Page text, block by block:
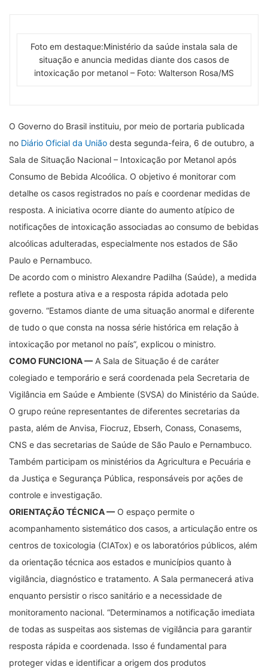
Foto em destaque:Ministério da saúde instala sala de
situação e anuncia medidas diante dos casos de
intoxicação por metanol – Foto: Walterson Rosa/MS
O Governo do Brasil instituiu, por meio de portaria publicada
no Diário Oficial da União desta segunda-feira, 6 de outubro, a
Sala de Situação Nacional – Intoxicação por Metanol após
Consumo de Bebida Alcoólica. O objetivo é monitorar com
detalhe os casos registrados no país e coordenar medidas de
resposta. A iniciativa ocorre diante do aumento atípico de
notificações de intoxicação associadas ao consumo de bebidas
alcoólicas adulteradas, especialmente nos estados de São
Paulo e Pernambuco.
De acordo com o ministro Alexandre Padilha (Saúde), a medida
reflete a postura ativa e a resposta rápida adotada pelo
governo. “Estamos diante de uma situação anormal e diferente
de tudo o que consta na nossa série histórica em relação à
intoxicação por metanol no país”, explicou o ministro.
COMO FUNCIONA — A Sala de Situação é de caráter
colegiado e temporário e será coordenada pela Secretaria de
Vigilância em Saúde e Ambiente (SVSA) do Ministério da Saúde.
O grupo reúne representantes de diferentes secretarias da
pasta, além de Anvisa, Fiocruz, Ebserh, Conass, Conasems,
CNS e das secretarias de Saúde de São Paulo e Pernambuco.
Também participam os ministérios da Agricultura e Pecuária e
da Justiça e Segurança Pública, responsáveis por ações de
controle e investigação.
ORIENTAÇÃO TÉCNICA — O espaço permite o
acompanhamento sistemático dos casos, a articulação entre os
centros de toxicologia (CIATox) e os laboratórios públicos, além
da orientação técnica aos estados e municípios quanto à
vigilância, diagnóstico e tratamento. A Sala permanecerá ativa
enquanto persistir o risco sanitário e a necessidade de
monitoramento nacional. “Determinamos a notificação imediata
de todas as suspeitas aos sistemas de vigilância para garantir
resposta rápida e coordenada. Isso é fundamental para
proteger vidas e identificar a origem dos produtos